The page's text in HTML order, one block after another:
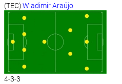
(TEC)Wladimir Araújo
4-3-3